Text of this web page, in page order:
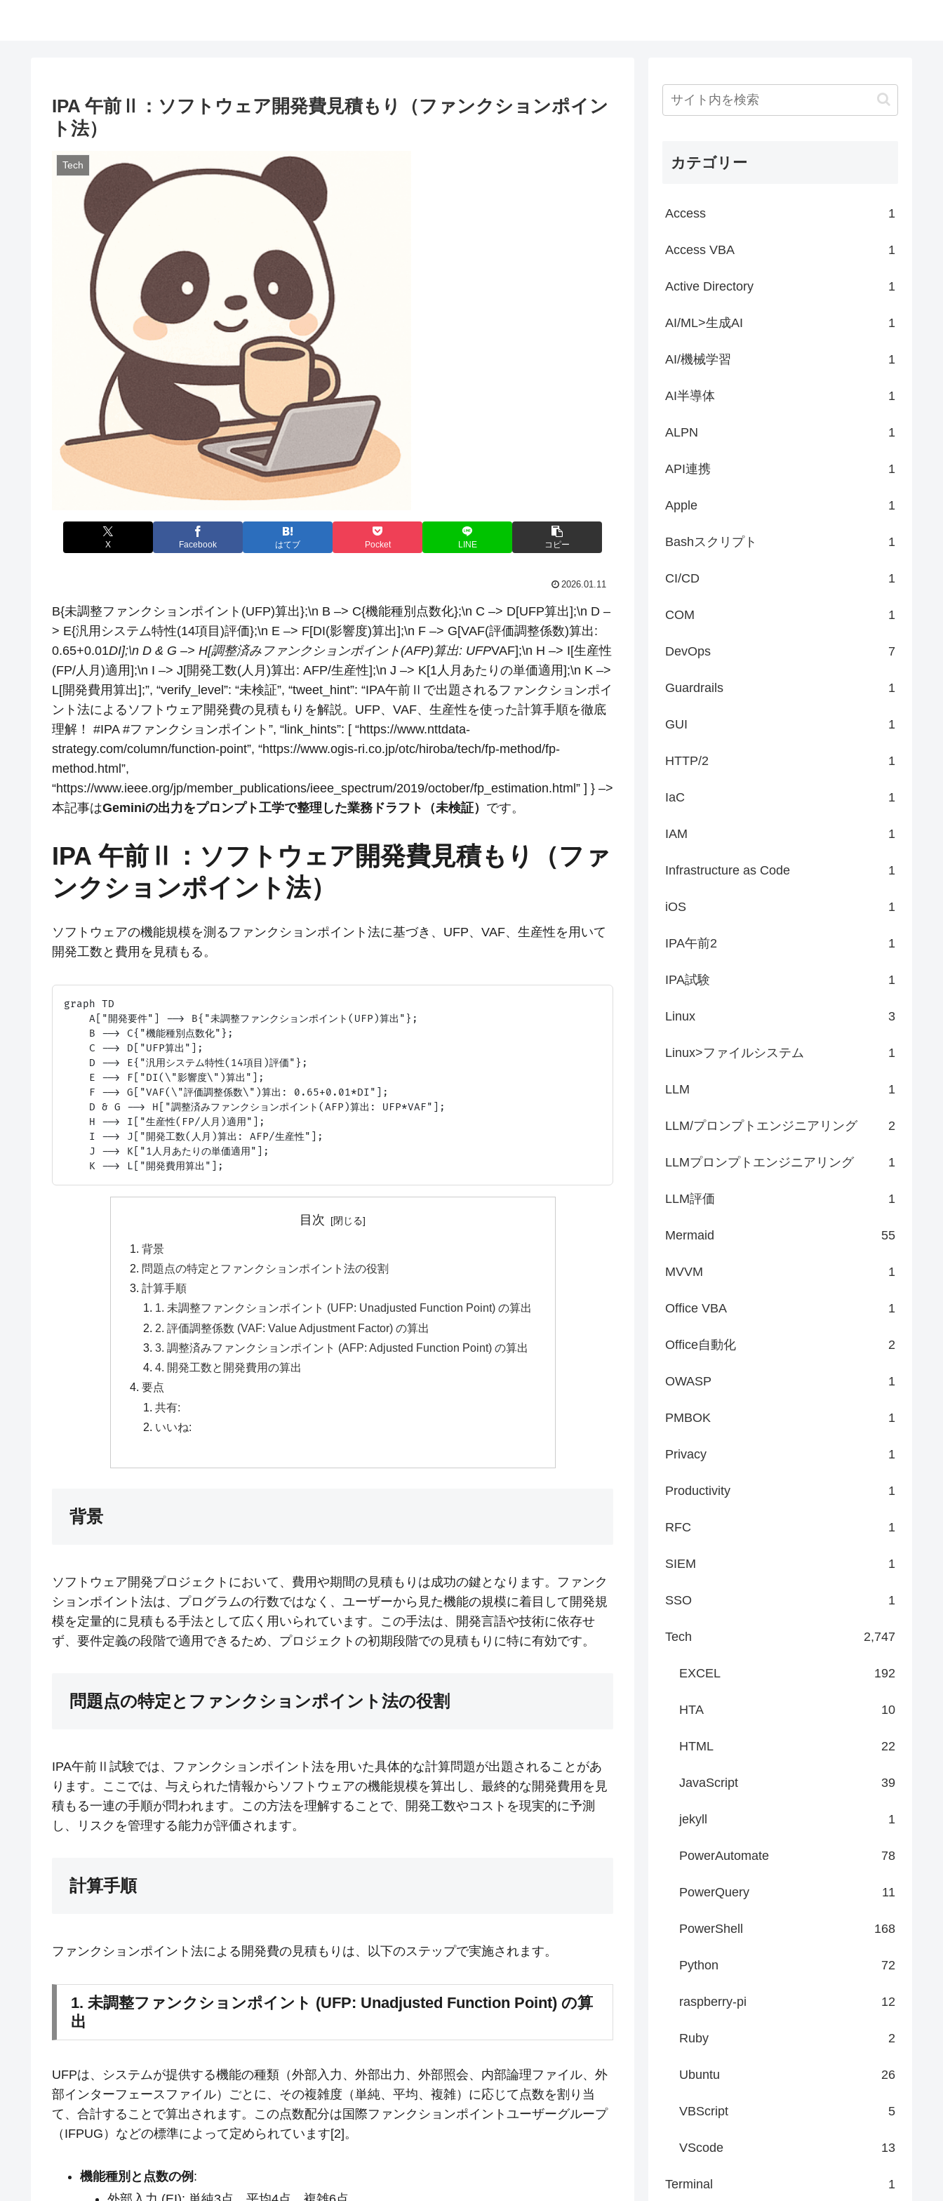
IPA 午前Ⅱ：ソフトウェア開発費見積もり（ファンクションポイン
ト法）
Tech
X Facebook はてブ Pocket LINE コピー
2026.01.11
B{未調整ファンクションポイント(UFP)算出};\n B –> C{機能種別点数化};\n C –> D[UFP算出];\n D –
> E{汎用システム特性(14項目)評価};\n E –> F[DI(影響度)算出];\n F –> G[VAF(評価調整係数)算出:
0.65+0.01DI];\n D & G –> H[調整済みファンクションポイント(AFP)算出: UFPVAF];\n H –> I[生産性
(FP/人月)適用];\n I –> J[開発工数(人月)算出: AFP/生産性];\n J –> K[1人月あたりの単価適用];\n K –>
L[開発費用算出];”, “verify_level”: “未検証”, “tweet_hint”: “IPA午前Ⅱで出題されるファンクションポイ
ント法によるソフトウェア開発費の見積もりを解説。UFP、VAF、生産性を使った計算手順を徹底
理解！ #IPA #ファンクションポイント”, “link_hints”: [ “https://www.nttdata-
strategy.com/column/function-point”, “https://www.ogis-ri.co.jp/otc/hiroba/tech/fp-method/fp-
method.html”,
“https://www.ieee.org/jp/member_publications/ieee_spectrum/2019/october/fp_estimation.html” ] } –>
本記事はGeminiの出力をプロンプト工学で整理した業務ドラフト（未検証） です。
IPA 午前Ⅱ：ソフトウェア開発費見積もり（ファ
ンクションポイント法）
ソフトウェアの機能規模を測るファンクションポイント法に基づき、UFP、VAF、生産性を用いて
開発工数と費用を見積もる。
graph TD
    A["開発要件"] --> B{"未調整ファンクションポイント(UFP)算出"};
    B --> C{"機能種別点数化"};
    C --> D["UFP算出"];
    D --> E{"汎用システム特性(14項目)評価"};
    E --> F["DI(\"影響度\")算出"];
    F --> G["VAF(\"評価調整係数\")算出: 0.65+0.01*DI"];
    D & G --> H["調整済みファンクションポイント(AFP)算出: UFP*VAF"];
    H --> I["生産性(FP/人月)適用"];
    I --> J["開発工数(人月)算出: AFP/生産性"];
    J --> K["1人月あたりの単価適用"];
目次
背景
問題点の特定とファンクションポイント法の役割
計算手順
1. 未調整ファンクションポイント (UFP: Unadjusted Function Point) の算出
2. 評価調整係数 (VAF: Value Adjustment Factor) の算出
3. 調整済みファンクションポイント (AFP: Adjusted Function Point) の算出
4. 開発工数と開発費用の算出
要点
共有:
いいね:
背景
ソフトウェア開発プロジェクトにおいて、費用や期間の見積もりは成功の鍵となります。ファンク
ションポイント法は、プログラムの行数ではなく、ユーザーから見た機能の規模に着目して開発規
模を定量的に見積もる手法として広く用いられています。この手法は、開発言語や技術に依存せ
ず、要件定義の段階で適用できるため、プロジェクトの初期段階での見積もりに特に有効です。
問題点の特定とファンクションポイント法の役割
IPA午前Ⅱ試験では、ファンクションポイント法を用いた具体的な計算問題が出題されることがあ
ります。ここでは、与えられた情報からソフトウェアの機能規模を算出し、最終的な開発費用を見
積もる一連の手順が問われます。この方法を理解することで、開発工数やコストを現実的に予測
し、リスクを管理する能力が評価されます。
計算手順
ファンクションポイント法による開発費の見積もりは、以下のステップで実施されます。
1. 未調整ファンクションポイント (UFP: Unadjusted Function Point) の算
出
UFPは、システムが提供する機能の種類（外部入力、外部出力、外部照会、内部論理ファイル、外
部インターフェースファイル）ごとに、その複雑度（単純、平均、複雑）に応じて点数を割り当
て、合計することで算出されます。この点数配分は国際ファンクションポイントユーザーグループ
（IFPUG）などの標準によって定められています[2]。
機能種別と点数の例 :
カテゴリー
Access 1
Access VBA 1
Active Directory 1
AI/ML>生成AI 1
AI/機械学習 1
AI半導体 1
ALPN 1
API連携 1
Apple 1
Bashスクリプト 1
CI/CD 1
COM 1
DevOps 7
Guardrails 1
GUI 1
HTTP/2 1
IaC 1
IAM 1
Infrastructure as Code 1
iOS 1
IPA午前2 1
IPA試験 1
Linux 3
Linux>ファイルシステム 1
LLM 1
LLM/プロンプトエンジニアリング 2
LLMプロンプトエンジニアリング 1
LLM評価 1
Mermaid 55
MVVM 1
Office VBA 1
Office自動化 2
OWASP 1
PMBOK 1
Privacy 1
Productivity 1
RFC 1
SIEM 1
SSO 1
Tech 2,747
EXCEL 192
HTA 10
HTML 22
JavaScript 39
jekyll 1
PowerAutomate 78
PowerQuery 11
PowerShell 168
Python 72
raspberry-pi 12
Ruby 2
Ubuntu 26
VBScript 5
VScode 13
Terminal 1